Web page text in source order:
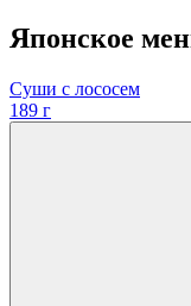
Японское
Суши с лососем
189 г